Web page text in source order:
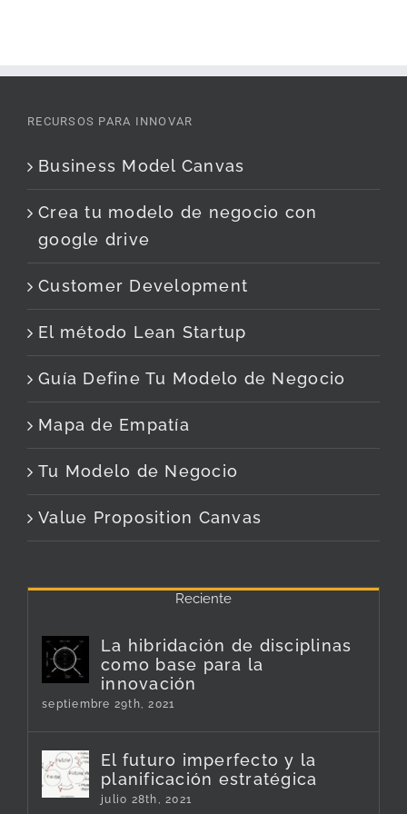
RECURSOS PARA INNOVAR
Business Model Canvas
Crea tu modelo de negocio con
google drive
Customer Development
El método Lean Startup
Guía Define Tu Modelo de Negocio
Mapa de Empatía
Tu Modelo de Negocio
Value Proposition Canvas
Reciente
La hibridación de disciplinas
como base para la
innovación
septiembre 29th, 2021
El futuro imperfecto y la
planificación estratégica
julio 28th, 2021